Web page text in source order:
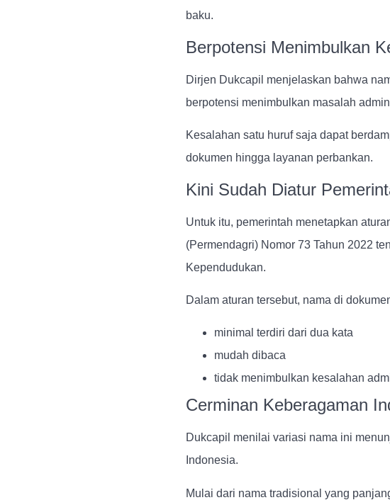
baku.
Berpotensi Menimbulkan
Dirjen Dukcapil menjelaskan bahwa
berpotensi menimbulkan masalah
Kesalahan satu huruf saja dapat
dokumen hingga layanan perbankan.
Kini Sudah Diatur
Untuk itu, pemerintah menetapkan
(Permendagri) Nomor 73 Tahun 2022
Kependudukan.
Dalam aturan tersebut, nama di
minimal terdiri dari dua kata
mudah dibaca
tidak menimbulkan kesalahan
Cerminan Keberagaman
Dukcapil menilai variasi nama ini
Indonesia.
Mulai dari nama tradisional yang